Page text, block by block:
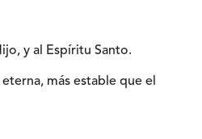
y al Espíritu Santo.
eterna, más estable que el